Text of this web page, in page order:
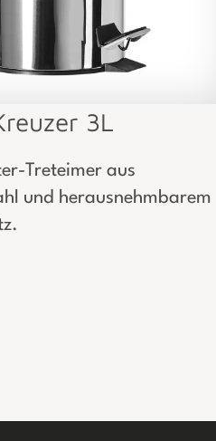
3L
Treteimer aus
und herausnehmbarem